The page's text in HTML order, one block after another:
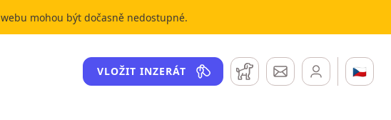
mohou být dočasně nedostupné.
VLOŽIT INZERÁT Hlídací pesZprávy 🇨🇿